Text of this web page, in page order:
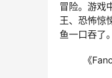
冒险。游戏
王、恐怖惊
鱼一口吞了。
《